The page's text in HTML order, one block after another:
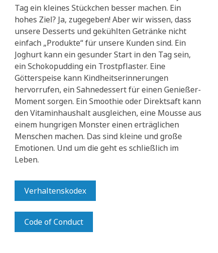
Tag ein kleines Stückchen besser machen. Ein
hohes Ziel? Ja, zugegeben! Aber wir wissen, dass
unsere Desserts und gekühlten Getränke nicht
einfach „Produkte“ für unsere Kunden sind. Ein
Joghurt kann ein gesunder Start in den Tag sein,
ein Schokopudding ein Trostpflaster. Eine
Götterspeise kann Kindheitserinnerungen
hervorrufen, ein Sahnedessert für einen Genießer-
Moment sorgen. Ein Smoothie oder Direktsaft kann
den Vitaminhaushalt ausgleichen, eine Mousse aus
einem hungrigen Monster einen erträglichen
Menschen machen. Das sind kleine und große
Emotionen. Und um die geht es schließlich im
Leben.
Verhaltenskodex
Code of Conduct